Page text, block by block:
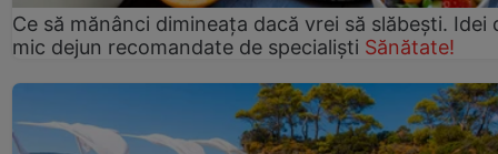
Ce să mănânci dimineața dacă vrei să slăbești. Idei
mic dejun recomandate de specialiști Sănătate!